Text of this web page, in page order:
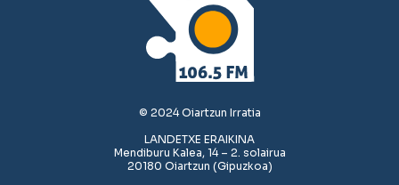
© 2024 Oiartzun Irratia
LANDETXE ERAIKINA
Mendiburu Kalea, 14 – 2. solairua
20180 Oiartzun (Gipuzkoa)